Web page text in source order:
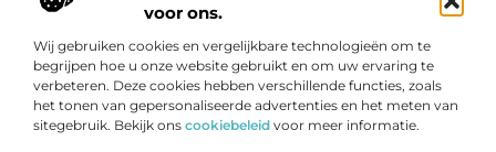
voor ons.
Wij gebruiken cookies en vergelijkbare technologieën om te
begrijpen hoe u onze website gebruikt en om uw ervaring te
verbeteren. Deze cookies hebben verschillende functies, zoals
het tonen van gepersonaliseerde advertenties en het meten van
sitegebruik. Bekijk ons cookiebeleid voor meer informatie.
Bericht categorie
Onze informatie